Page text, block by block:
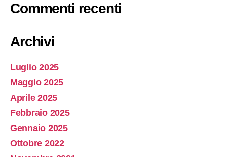
Commenti recenti
Archivi
Luglio 2025
Maggio 2025
Aprile 2025
Febbraio 2025
Gennaio 2025
Ottobre 2022